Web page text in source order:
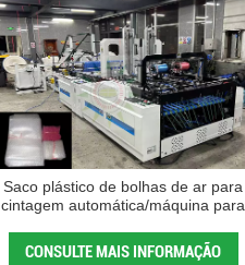
Saco plástico de bolhas de ar para
cintagem automática/máquina para
CONSULTE MAIS INFORMAÇÃO